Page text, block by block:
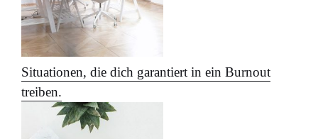
Situationen, die dich garantiert in ein Burnout
treiben.